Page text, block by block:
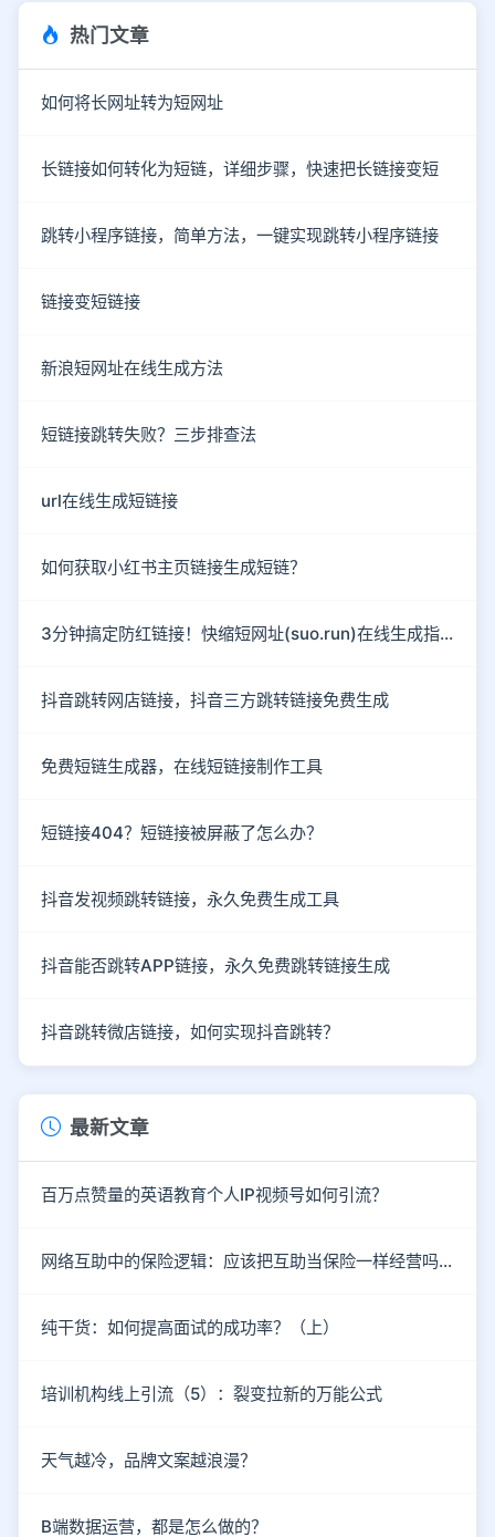
热门文章
如何将长网址转为短网址
长链接如何转化为短链，详细步骤，快速把长链接变短
跳转小程序链接，简单方法，一键实现跳转小程序链接
链接变短链接
新浪短网址在线生成方法
短链接跳转失败？三步排查法
url在线生成短链接
如何获取小红书主页链接生成短链？
3分钟搞定防红链接！快缩短网址(suo.run)在线生成指南
抖音跳转网店链接，抖音三方跳转链接免费生成
免费短链生成器，在线短链接制作工具
短链接404？短链接被屏蔽了怎么办？
抖音发视频跳转链接，永久免费生成工具
抖音能否跳转APP链接，永久免费跳转链接生成
抖音跳转微店链接，如何实现抖音跳转？
最新文章
百万点赞量的英语教育个人IP视频号如何引流？
网络互助中的保险逻辑：应该把互助当保险一样经营吗？
纯干货：如何提高面试的成功率？（上）
培训机构线上引流（5）：裂变拉新的万能公式
天气越冷，品牌文案越浪漫？
B端数据运营，都是怎么做的？